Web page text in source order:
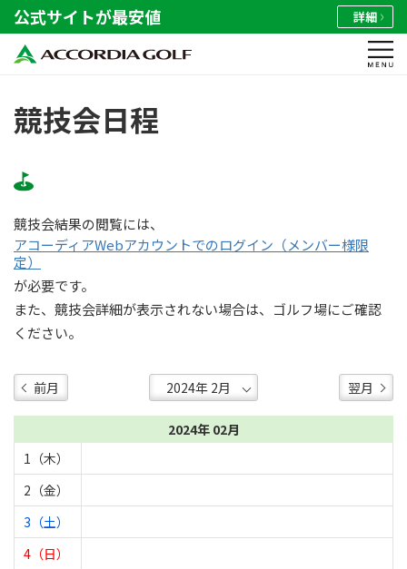
公式サイトが最安値 詳細
競技会日程
競技会結果の閲覧には、
アコーディアWebアカウントでのログイン（メンバー様限
定）
が必要です。
また、競技会詳細が表示されない場合は、ゴルフ場にご確認
ください。
前月 翌月
2024年 02月
1（木）
2（金）
3（土）
4（日）